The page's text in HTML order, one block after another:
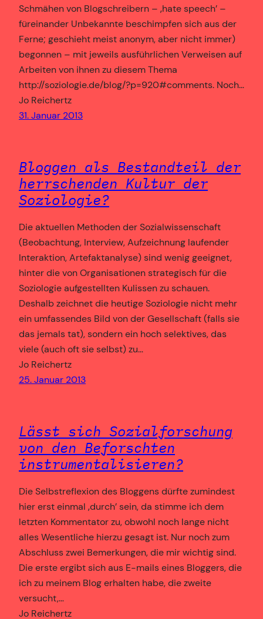
Schmähen von Blogschreibern – ‚hate speech’ –
füreinander Unbekannte beschimpfen sich aus der
Ferne; geschieht meist anonym, aber nicht immer)
begonnen – mit jeweils ausführlichen Verweisen auf
Arbeiten von ihnen zu diesem Thema
http://soziologie.de/blog/?p=920#comments. Noch…
Jo Reichertz
31. Januar 2013
Bloggen als Bestandteil der
herrschenden Kultur der
Soziologie?
Die aktuellen Methoden der Sozialwissenschaft
(Beobachtung, Interview, Aufzeichnung laufender
Interaktion, Artefaktanalyse) sind wenig geeignet,
hinter die von Organisationen strategisch für die
Soziologie aufgestellten Kulissen zu schauen.
Deshalb zeichnet die heutige Soziologie nicht mehr
ein umfassendes Bild von der Gesellschaft (falls sie
das jemals tat), sondern ein hoch selektives, das
viele (auch oft sie selbst) zu…
Jo Reichertz
25. Januar 2013
Lässt sich Sozialforschung
von den Beforschten
instrumentalisieren?
Die Selbstreflexion des Bloggens dürfte zumindest
hier erst einmal ‚durch’ sein, da stimme ich dem
letzten Kommentator zu, obwohl noch lange nicht
alles Wesentliche hierzu gesagt ist. Nur noch zum
Abschluss zwei Bemerkungen, die mir wichtig sind.
Die erste ergibt sich aus E-mails eines Bloggers, die
ich zu meinem Blog erhalten habe, die zweite
versucht,…
Jo Reichertz